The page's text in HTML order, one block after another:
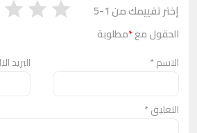
إختر تقييمك من 1-5
الحقول مع*مطلوبة
الاسم* البريد
التعليق*